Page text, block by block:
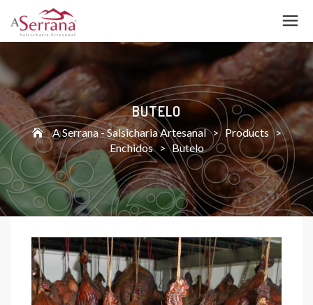
BUTELO
A Serrana - Salsicharia Artesanal > Products >
Enchidos > Butelo